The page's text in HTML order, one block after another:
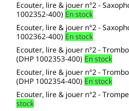
Ecouter, lire & jouer n°2 -
1002352-400) En stock
Ecouter, lire & jouer n°2 -
1002362-400) En stock
Ecouter, lire & jouer n°2 -
(DHP 1002353-400) En stock
Ecouter, lire & jouer n°2 -
(DHP 1002354-400) En stock
Ecouter, lire & jouer n°2 -
stock